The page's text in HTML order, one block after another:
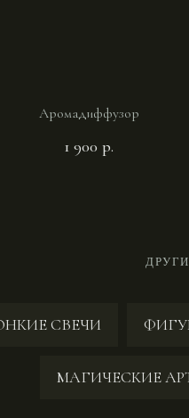
Аромадиффузор
1 900 р.
СВЕЧИ
МАГИЧЕСКИЕ